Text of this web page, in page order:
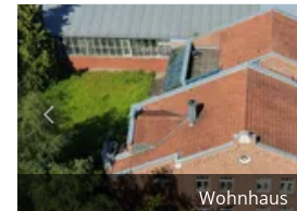
Wohnhaus